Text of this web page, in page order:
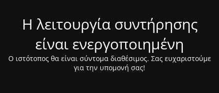
Η λειτουργία συντήρησης
είναι ενεργοποιημένη
Ο ιστότοπος θα είναι σύντομα διαθέσιμος. Σας ευχαριστούμε
για την υπομονή σας!